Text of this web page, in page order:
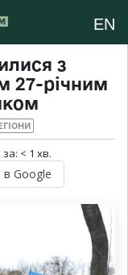
EN
з
27-річним
< 1 хв.
в Google